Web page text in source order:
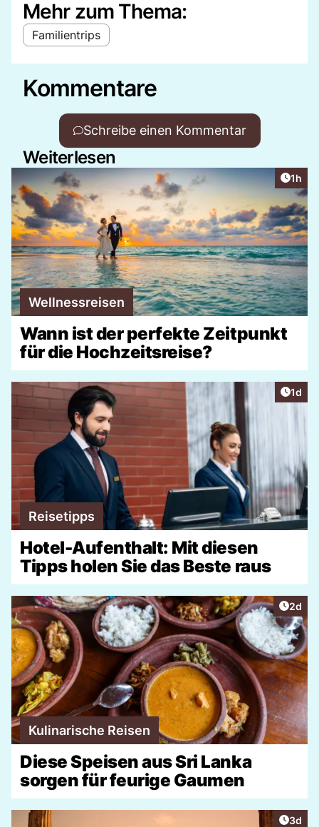
Mehr zum Thema:
Familientrips
Kommentare
Schreibe einen Kommentar
Weiterlesen
1h
Wellnessreisen
Wann ist der perfekte Zeitpunkt
für die Hochzeitsreise?
1d
Reisetipps
Hotel-Aufenthalt: Mit diesen
Tipps holen Sie das Beste raus
2d
Kulinarische Reisen
Diese Speisen aus Sri Lanka
sorgen für feurige Gaumen
3d